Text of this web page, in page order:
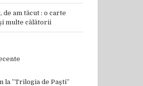
de am tăcut : o carte
multe călătorii
la ”Trilogia de Paști”